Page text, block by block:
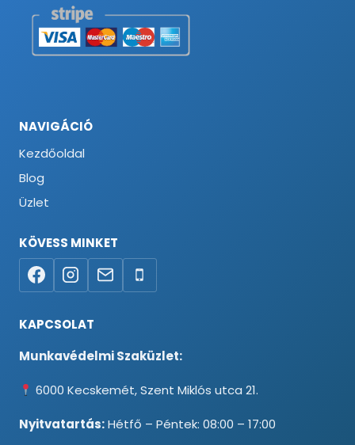
NAVIGÁCIÓ
Kezdőoldal
Blog
Üzlet
KÖVESS MINKET
KAPCSOLAT
Munkavédelmi Szaküzlet:
6000 Kecskemét, Szent Miklós utca 21.
Nyitvatartás:Hétfő – Péntek: 08:00 – 17:00